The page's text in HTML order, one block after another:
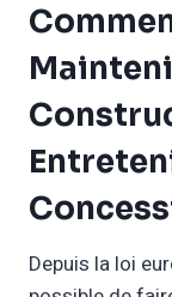
Depuis la loi